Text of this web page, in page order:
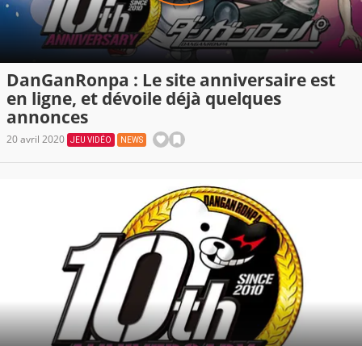
DanGanRonpa : Le site anniversaire est
en ligne, et dévoile déjà quelques
annonces
20 avril 2020 JEU VIDÉO NEWS